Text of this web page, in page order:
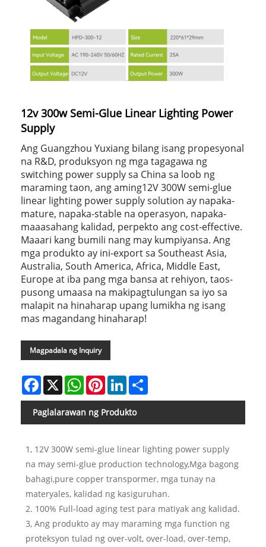
12v 300w Semi-Glue Linear Lighting Power
Supply
Ang Guangzhou Yuxiang bilang isang propesyonal
na R&D, produksyon ng mga tagagawa ng
switching power supply sa China sa loob ng
maraming taon, ang aming12V 300W semi-glue
linear lighting power supply solution ay napaka-
mature, napaka-stable na operasyon, napaka-
maaasahang kalidad, perpekto ang cost-effective.
Maaari kang bumili nang may kumpiyansa. Ang
mga produkto ay ini-export sa Southeast Asia,
Australia, South America, Africa, Middle East,
Europe at iba pang mga bansa at rehiyon, taos-
pusong umaasa na makipagtulungan sa iyo sa
malapit na hinaharap upang lumikha ng isang
mas magandang hinaharap!
Magpadala ng Inquiry
Facebook
X WhatsAppPinterestLinkedIn
Paglalarawan ng Produkto
1, 12V 300W semi-glue linear lighting power supply
na may semi-glue production technology,Mga bagong
bahagi,pure copper transpormer, mga tunay na
materyales, kalidad ng kasiguruhan.
2. 100% Full-load aging test para matiyak ang kalidad.
3, Ang produkto ay may maraming mga function ng
proteksyon tulad ng over-volt, over-load, over-temp,